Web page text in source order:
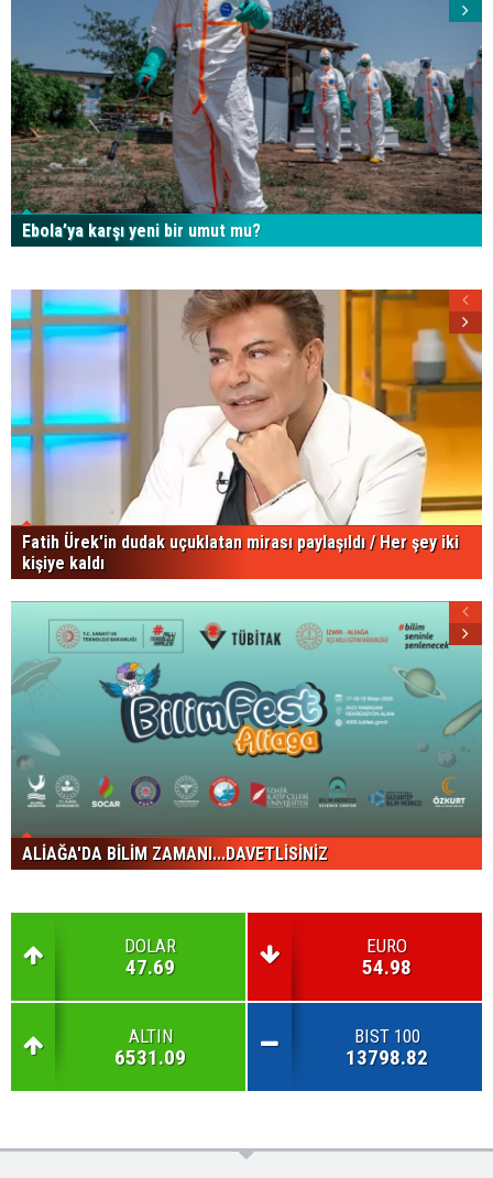
Ebola’ya karşı yeni bir umut mu?
Fatih Ürek'in dudak uçuklatan mirası paylaşıldı / Her şey iki
kişiye kaldı
ALİAĞA'DA BİLİM ZAMANI...DAVETLİSİNİZ
DOLAR
47.69
EURO
54.98
ALTIN
6531.09
BIST 100
13798.82